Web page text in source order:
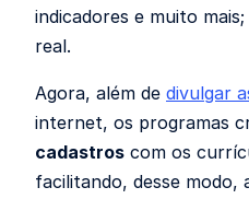
indicadores e muito
real.
Agora, além de divulgar
internet, os programas
cadastros com os
facilitando, desse modo,